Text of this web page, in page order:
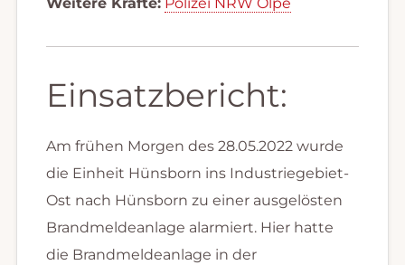
Einsatzbericht:
Am frühen Morgen des 28.05.2022 wurde
die Einheit Hünsborn ins Industriegebiet-
Ost nach Hünsborn zu einer ausgelösten
Brandmeldeanlage alarmiert. Hier hatte
die Brandmeldeanlage in der